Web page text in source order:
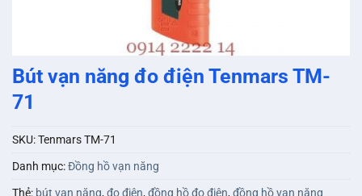
Bút vạn năng đo điện Tenmars TM-
71
SKU:Tenmars TM-71
Danh mục:Đồng hồ vạn năng
Thẻ: bút vạn năng,đo điện,đồng hồ đo điện,đồng hồ vạn năng